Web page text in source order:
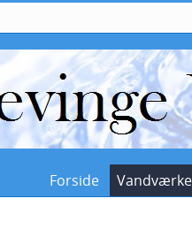
Forside